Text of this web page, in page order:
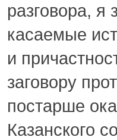
разговора, я
касаемые
и
заговору
постарше
Казанского